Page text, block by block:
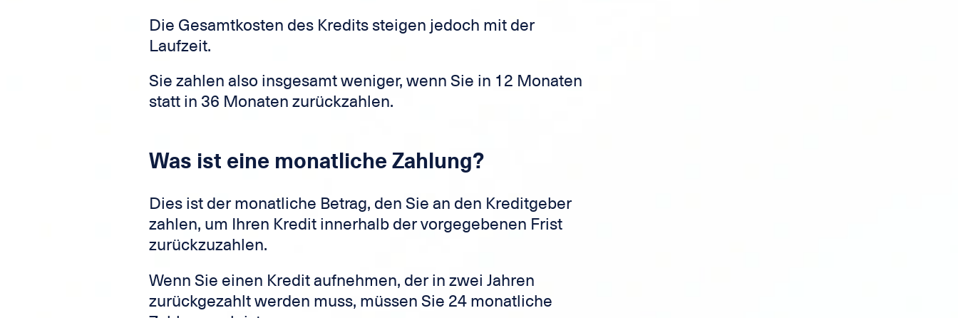
Die Gesamtkosten des Kredits steigen jedoch mit der
Laufzeit.
Sie zahlen also insgesamt weniger, wenn Sie in 12 Monaten
statt in 36 Monaten zurückzahlen.
Was ist eine monatliche Zahlung?
Dies ist der monatliche Betrag, den Sie an den Kreditgeber
zahlen, um Ihren Kredit innerhalb der vorgegebenen Frist
zurückzuzahlen.
Wenn Sie einen Kredit aufnehmen, der in zwei Jahren
zurückgezahlt werden muss, müssen Sie 24 monatliche